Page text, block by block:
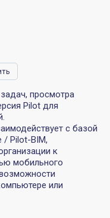
просмотра
Pilot для
с базой
/ Pilot-BIM,
к
мобильного
или